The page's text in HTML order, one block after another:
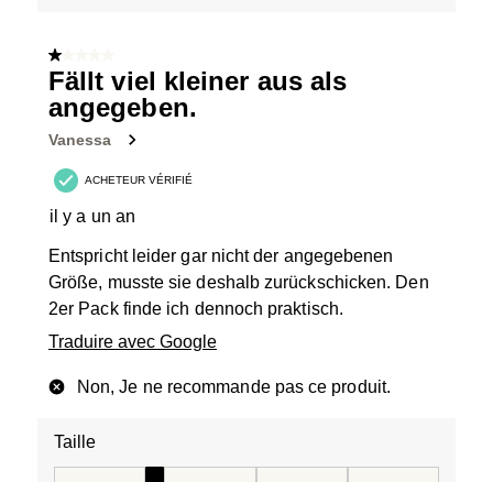
1 sur 5 étoiles.
Fällt viel kleiner aus als
angegeben.
Vanessa
ACHETEUR VÉRIFIÉ
il y a un an
Entspricht leider gar nicht der angegebenen
Größe, musste sie deshalb zurückschicken. Den
2er Pack finde ich dennoch praktisch.
Traduire avec Google
Non, Je ne recommande pas ce produit.
Taille